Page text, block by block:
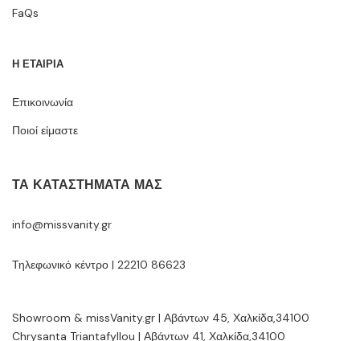
FaQs
Η ΕΤΑΙΡΙΑ
Επικοινωνία
Ποιοί είμαστε
ΤΑ ΚΑΤΑΣΤΉΜΑΤΆ ΜΑΣ
info@missvanity.gr
Τηλεφωνικό κέντρο | 22210 86623
Showroom & missVanity.gr | Αβάντων 45, Χαλκίδα,34100
Chrysanta Triantafyllou | Αβάντων 41, Χαλκίδα,34100